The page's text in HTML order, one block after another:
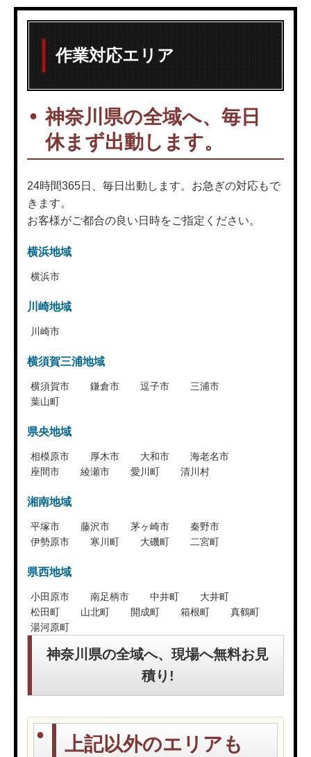
作業対応エリア
神奈川県の全域へ、毎日
休まず出動します。
24時間365日、毎日出動します。お急ぎの対応もで
きます。
お客様がご都合の良い日時をご指定ください。
横浜地域
横浜市
川崎地域
川崎市
横須賀三浦地域
横須賀市 鎌倉市 逗子市
三浦市
葉山町
県央地域
相模原市 厚木市 大和市
海老名市
座間市
綾瀬市 愛川町 清川村
湘南地域
平塚市 藤沢市 茅ヶ崎市
秦野市
伊勢原市
寒川町 大磯町 二宮町
県西地域
小田原市 南足柄市 中井町
大井町
松田町
山北町 開成町 箱根町
真鶴町
湯河原町
神奈川県の全域へ、現場へ無料お見
積り!
上記以外のエリアも